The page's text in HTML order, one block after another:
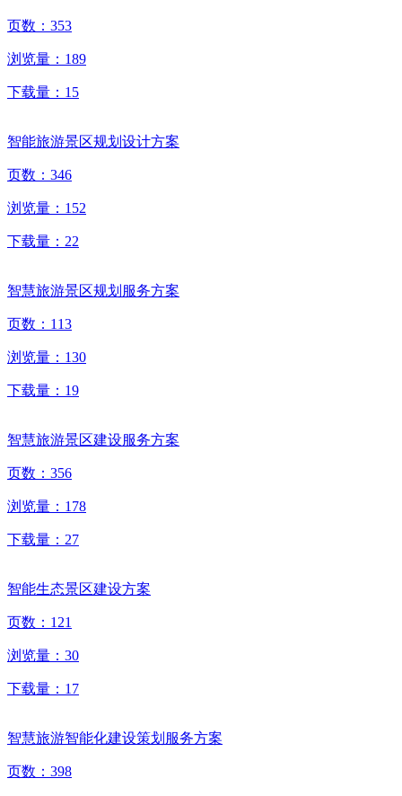
页数： 353
浏览量： 189
下载量： 15
智能旅游景区规划设计方案
页数： 346
浏览量： 152
下载量： 22
智慧旅游景区规划服务方案
页数： 113
浏览量： 130
下载量： 19
智慧旅游景区建设服务方案
页数： 356
浏览量： 178
下载量： 27
智能生态景区建设方案
页数： 121
浏览量： 30
下载量： 17
智慧旅游智能化建设策划服务方案
页数： 398